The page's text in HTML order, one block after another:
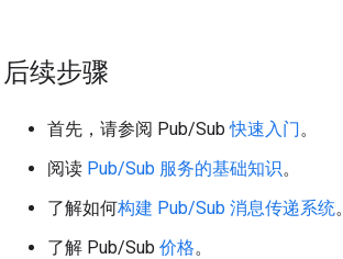
后续步骤
首先，请参阅 Pub/Sub快速入门。
阅读 Pub/Sub 服务的基础知识。
了解如何构建 Pub/Sub 消息传递系统。
了解 Pub/Sub 价格。